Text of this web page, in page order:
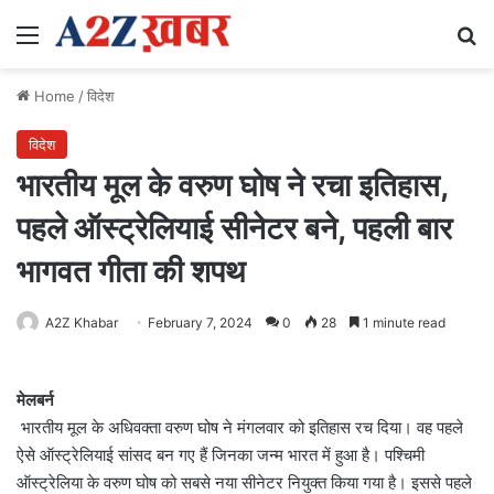
Menu
Home /विदेश
विदेश
भारतीय मूल के वरुण घोष ने रचा इतिहास,
पहले ऑस्‍ट्रेलियाई सीनेटर बने, पहली बार
भागवत गीता की शपथ
A2Z Khabar February 7, 2024 0 28 1 minute read
मेलबर्न
भारतीय मूल के अध‍िवक्‍ता वरुण घोष ने मंगलवार को इतिहास रच दिया। वह पहले
ऐसे ऑस्‍ट्रेलियाई सांसद बन गए हैं जिनका जन्‍म भारत में हुआ है। पश्चिमी
ऑस्‍ट्रेलिया के वरुण घोष को सबसे नया सीनेटर नियुक्‍त किया गया है। इससे पहले